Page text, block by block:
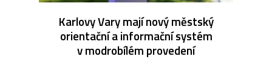
Karlovy Vary mají nový městský
orientační a informační systém
v modrobílém provedení